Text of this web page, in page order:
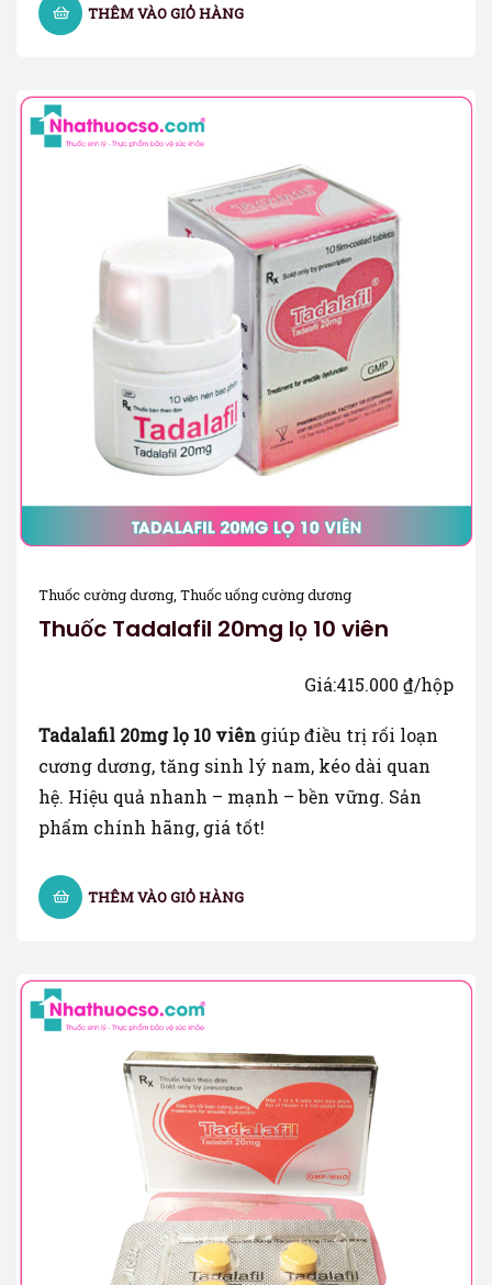
THÊM VÀO GIỎ HÀNG
Thuốc cường dương, Thuốc uống cường dương
Thuốc Tadalafil 20mg lọ 10 viên
Giá:415.000 ₫/hộp
Tadalafil 20mg lọ 10 viên giúp điều trị rối loạn
cương dương, tăng sinh lý nam, kéo dài quan
hệ. Hiệu quả nhanh – mạnh – bền vững. Sản
phẩm chính hãng, giá tốt!
THÊM VÀO GIỎ HÀNG